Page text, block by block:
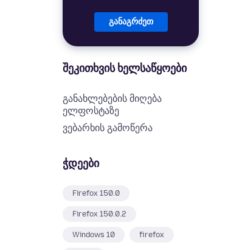
განაგრძეთ
შეკითხვის ხელსაწყოები
განახლებების მიღება
ელფოსტაზე
ვებარხის გამოწერა
ჭდეები
Firefox 150.0
Firefox 150.0.2
Windows 10 firefox